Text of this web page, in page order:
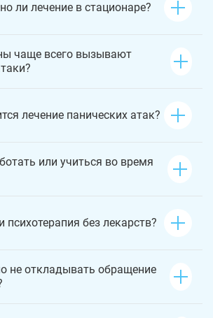
ли лечение в стационаре?
чаще всего вызывают
лечение панических атак?
или учиться во время
психотерапия без лекарств?
не откладывать обращение